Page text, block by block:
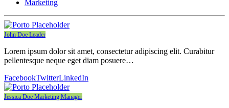
Marketing
John Doe Leader
Lorem ipsum dolor sit amet, consectetur adipiscing elit. Curabitur
pellentesque neque eget diam posuere…
FacebookTwitterLinkedIn
Jessica Doe Marketing Manager